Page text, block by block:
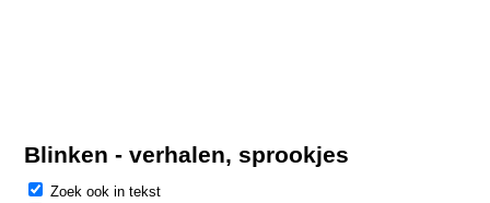
Blinken - verhalen, sprookjes
Zoek ook in tekst